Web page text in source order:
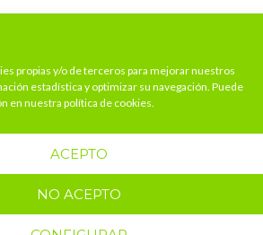
propias y/o de terceros para mejorar nuestros
estadística y optimizar su navegación. Puede
en nuestra política de cookies.
ACEPTO
NO ACEPTO